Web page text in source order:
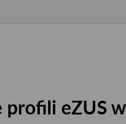
profili eZUS w